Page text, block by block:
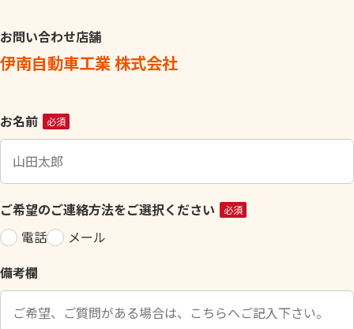
お問い合わせ店舗
伊南自動車工業 株式会社
こ
の
ィ
ー
ル
ド
空
の
お名前 必須
ご希望のご連絡方法をご選択ください 必須
電話
メール
備考欄